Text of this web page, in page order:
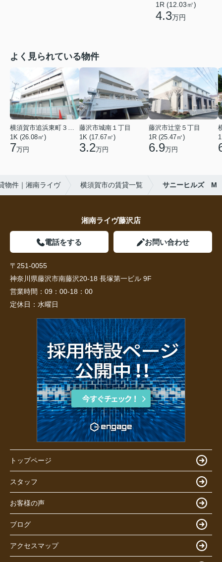
1R (12.03㎡)
4.3万円
よく見られている物件
横須賀市追浜東町３丁目
1K (26.08㎡)
7万円
藤沢市城南１丁目
1K (17.67㎡)
3.2万円
藤沢市辻堂５丁目
1R (25.47㎡)
6.9万円
物件｜湘南ライヴ 横須賀市の賃貸一覧 サニーヒルズ M
湘南ライヴ藤沢店
電話をする お問い合わせ
〒251-0055
神奈川県藤沢市南藤沢20-18 長塚第一ビル 9F
営業時間： 09：00-18：00
定休日： 水曜日
トップページ
スタッフ
お客様の声
ブログ
アクセスマップ